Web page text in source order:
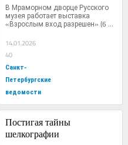
В Мраморном дворце Русского
музея работает выставка
«Взрослым вход разрешен» (6
14.01.2026
40
Санкт-
Петербургские
ведомости
Постигая тайны
шелкографии